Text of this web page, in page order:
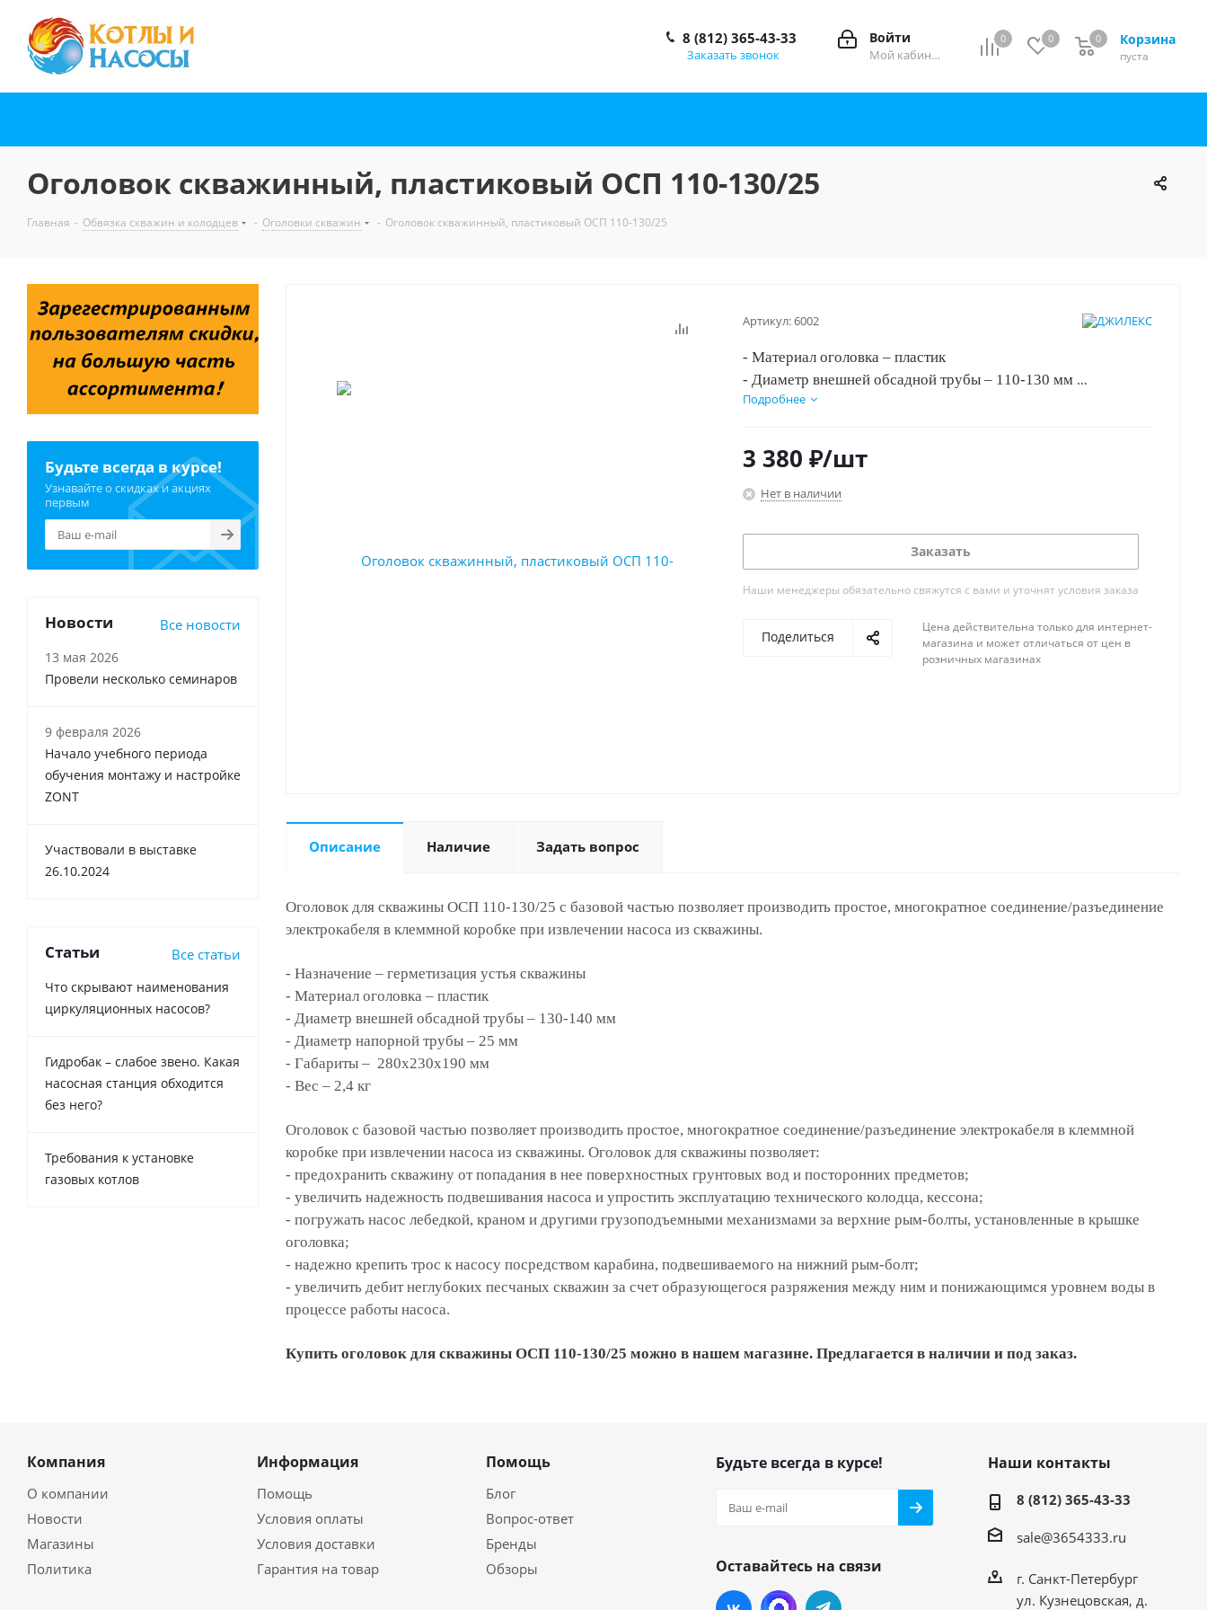
0 0 Корзина
0
пуста
0
Войти
Мой кабинет
8 (812) 365-43-33
Заказать звонок
Оголовок скважинный, пластиковый ОСП 110-130/25
Главная - Обвязка скважин и колодцев - Оголовки скважин - Оголовок скважинный, пластиковый ОСП 110-130/25
Артикул:6002
- Материал оголовка – пластик
- Диаметр внешней обсадной трубы – 110-130 мм
- Диаметр напорной трубы – 25 мм
- Вес – 2,4 кг
- Лучшая цена!!!
Подробнее
3 380 ₽/шт
Нет в наличии
Заказать
Наши менеджеры обязательно свяжутся с вами и уточнят условия заказа
Поделиться
Цена действительна только для интернет-
магазина и может отличаться от цен в
розничных магазинах
Описание Наличие Задать вопрос
Оголовок для скважины ОСП 110-130/25 с базовой частью позволяет производить простое, многократное соединение/разъединение
электрокабеля в клеммной коробке при извлечении насоса из скважины.
- Назначение – герметизация устья скважины
- Материал оголовка – пластик
- Диаметр внешней обсадной трубы – 130-140 мм
- Диаметр напорной трубы – 25 мм
- Габариты – 280х230х190 мм
- Вес – 2,4 кг
Оголовок с базовой частью позволяет производить простое, многократное соединение/разъединение электрокабеля в клеммной
коробке при извлечении насоса из скважины. Оголовок для скважины позволяет:
- предохранить скважину от попадания в нее поверхностных грунтовых вод и посторонних предметов;
- увеличить надежность подвешивания насоса и упростить эксплуатацию технического колодца, кессона;
- погружать насос лебедкой, краном и другими грузоподъемными механизмами за верхние рым-болты, установленные в крышке
оголовка;
- надежно крепить трос к насосу посредством карабина, подвешиваемого на нижний рым-болт;
- увеличить дебит неглубоких песчаных скважин за счет образующегося разряжения между ним и понижающимся уровнем воды в
процессе работы насоса.
Купить оголовок для скважины ОСП 110-130/25 можно в нашем магазине. Предлагается в наличии и под заказ.
Будьте всегда в курсе!
Узнавайте о скидках и акциях
первым
Новости Все новости
13 мая 2026
Провели несколько семинаров
9 февраля 2026
Начало учебного периода
обучения монтажу и настройке
ZONT
Участвовали в выставке
26.10.2024
Статьи Все статьи
Что скрывают наименования
циркуляционных насосов?
Гидробак – слабое звено. Какая
насосная станция обходится
без него?
Требования к установке
газовых котлов
Компания
О компании
Новости
Магазины
Политика
Информация
Помощь
Условия оплаты
Условия доставки
Гарантия на товар
Помощь
Блог
Вопрос-ответ
Бренды
Обзоры
Будьте всегда в курсе!
Оставайтесь на связи
Наши контакты
8 (812) 365-43-33
sale@3654333.ru
г. Санкт-Петербург
ул. Кузнецовская, д.